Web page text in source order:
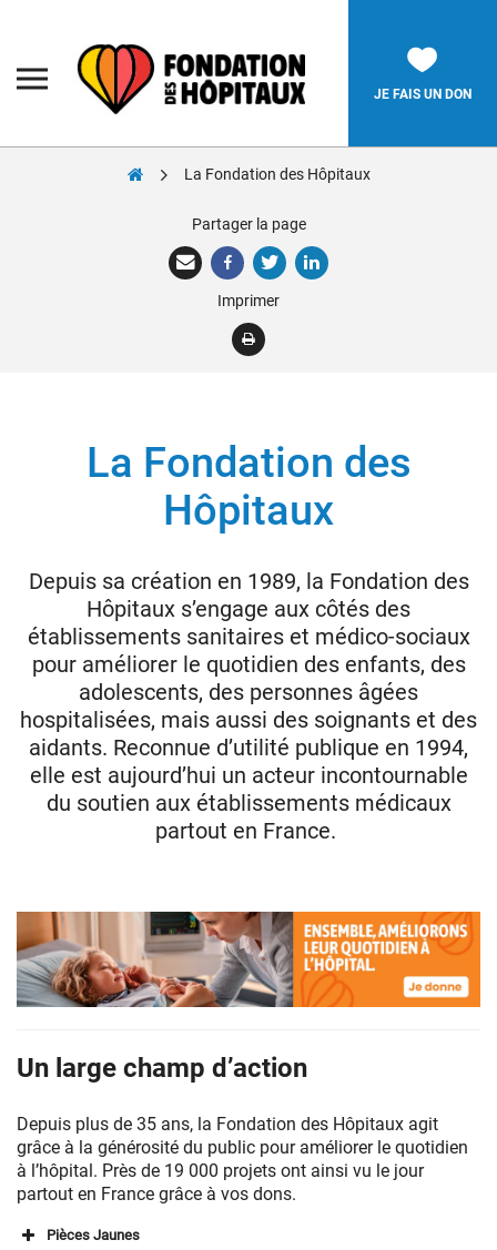
des
Hôpitaux
JE FAIS UN DON
Nos réalisations
Donateurs
Legs
Presse
La Fondation des Hôpitaux
Partager la page
Imprimer
La Fondation des
Hôpitaux
Depuis sa création en 1989, la Fondation des
Hôpitaux s’engage aux côtés des
établissements sanitaires et médico-sociaux
pour améliorer le quotidien des enfants, des
adolescents, des personnes âgées
hospitalisées, mais aussi des soignants et des
aidants. Reconnue d’utilité publique en 1994,
elle est aujourd’hui un acteur incontournable
du soutien aux établissements médicaux
partout en France.
don
des
Hôpitaux
Un large champ d’action
Depuis plus de 35 ans, la Fondation des Hôpitaux agit
grâce à la générosité du public pour améliorer le quotidien
à l’hôpital. Près de 19 000 projets ont ainsi vu le jour
partout en France grâce à vos dons.
Pièces Jaunes